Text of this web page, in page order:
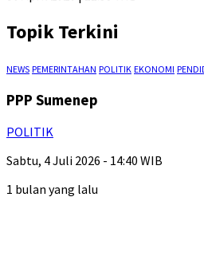
Topik Terkini
NEWS PEMERINTAHAN POLITIK EKONOMI
PPP Sumenep
POLITIK
Sabtu, 4 Juli 2026 - 14:40 WIB
1 bulan yang lalu